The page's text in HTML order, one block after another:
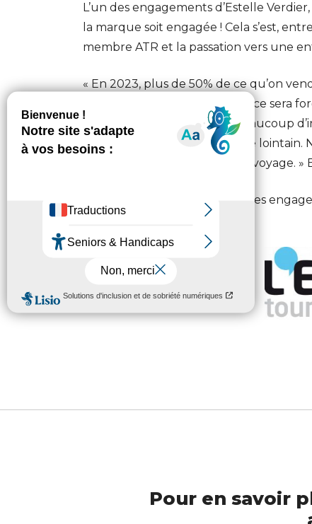
L’un des engagements d’Estelle
la marque soit engagée ! Cela s’est,
membre ATR et la passation vers une
« En 2023, plus de 50% de ce qu’on
l’avion avec Decathlon Travel, ce sera
En termes de RSE, on a vu beaucoup
les impacts négatifs du voyage lointain.
compensation dans le prix du voyage. »
Nous vous lançons découvrir les
Pour en savoir